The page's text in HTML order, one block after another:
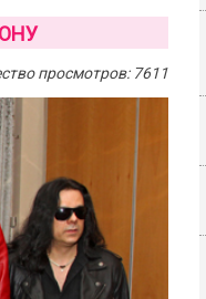
просмотров: 7611